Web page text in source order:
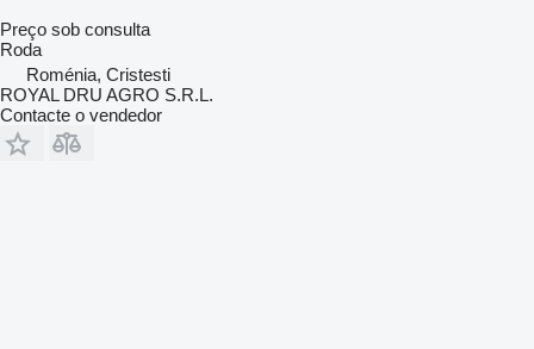
Preço sob consulta
Roda
Roménia, Cristesti
ROYAL DRU AGRO S.R.L.
Contacte o vendedor